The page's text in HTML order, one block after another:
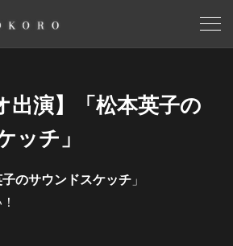
出演】「松本英子の
ッチ」
のサウンドスケッチ」